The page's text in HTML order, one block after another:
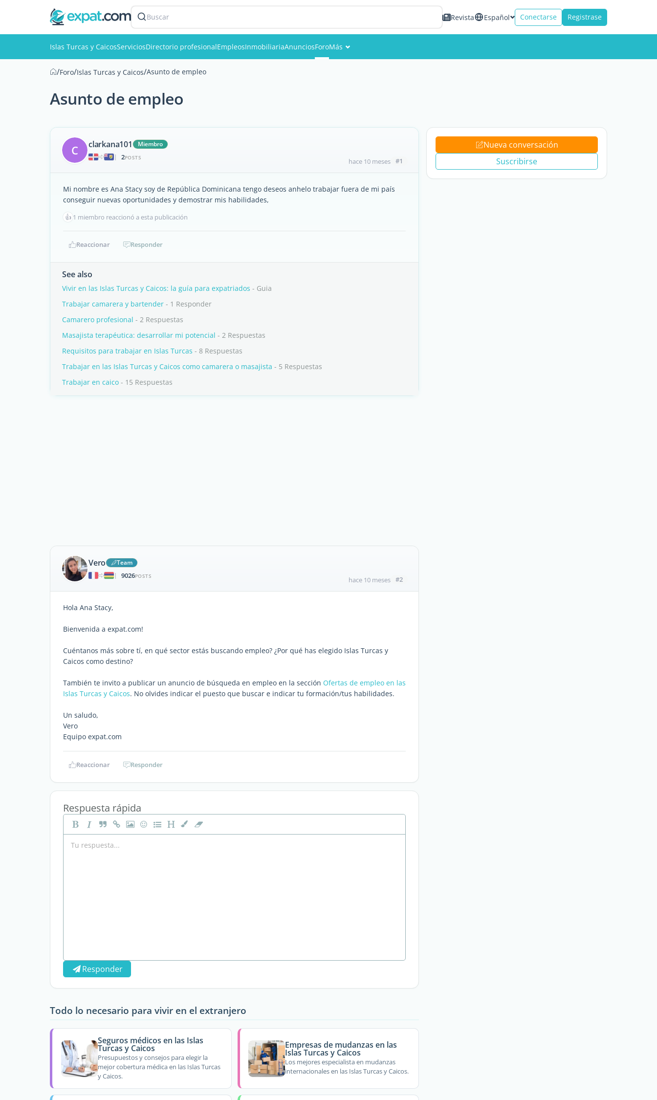
Buscar Revista Español Conectarse Registrase
Islas Turcas y CaicosServiciosDirectorio profesionalEmpleosInmobiliariaAnunciosForoMás
/Foro/Islas Turcas y Caicos/Asunto de empleo
Asunto de empleo
C clarkana101
Miembro
|
2POSTS hace 10 meses #1
Mi nombre es Ana Stacy soy de República Dominicana tengo deseos anhelo trabajar fuera de mi país
conseguir nuevas oportunidades y demostrar mis habilidades,
👍 1 miembro reaccionó a esta publicación
Reaccionar Responder
See also
Vivir en las Islas Turcas y Caicos: la guía para expatriados - Guia
Trabajar camarera y bartender - 1 Responder
Camarero profesional - 2 Respuestas
Masajista terapéutica: desarrollar mi potencial - 2 Respuestas
Requisitos para trabajar en Islas Turcas - 8 Respuestas
Trabajar en las Islas Turcas y Caicos como camarera o masajista - 5 Respuestas
Trabajar en caico - 15 Respuestas
Vero
Team
|
9026POSTS hace 10 meses #2
Hola Ana Stacy,
Bienvenida a expat.com!
Cuéntanos más sobre tí, en qué sector estás buscando empleo? ¿Por qué has elegido Islas Turcas y
Caicos como destino?
También te invito a publicar un anuncio de búsqueda en empleo en la sección Ofertas de empleo en las
Islas Turcas y Caicos. No olvides indicar el puesto que buscar e indicar tu formación/tus habilidades.
Un saludo,
Vero
Equipo expat.com
Reaccionar Responder
Respuesta rápida
Responder
Todo lo necesario para vivir en el extranjero
Seguros médicos en las Islas
Turcas y Caicos
Presupuestos y consejos para elegir la
mejor cobertura médica en las Islas Turcas
y Caicos.
Empresas de mudanzas en las
Islas Turcas y Caicos
Los mejores especialista en mudanzas
internacionales en las Islas Turcas y Caicos.
Nueva conversación
Suscribirse